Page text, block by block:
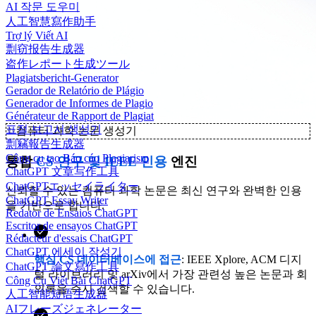
AI 작문 도우미
人工智慧寫作助手
Trợ lý Viết AI
剽窃报告生成器
盗作レポート生成ツール
Plagiatsbericht-Generator
Gerador de Relatório de Plágio
Generador de Informes de Plagio
Générateur de Rapport de Plagiat
표절 보고서 생성기
剽竊報告生成器
Công cụ tạo Báo cáo Plagiarism
ChatGPT 文章写作工具
ChatGPTエッセイライター
ChatGPT Essay Writer
Redator de Ensaios ChatGPT
Escritor de ensayos ChatGPT
Rédacteur d'essais ChatGPT
ChatGPT 에세이 작성기
ChatGPT 論文寫作工具
Công Cụ Viết Bài ChatGPT
人工智能短语生成器
AIフレーズジェネレーター
✨컴퓨터 과학 논문 생성기
통합CS 연구 및 IEEE 인용 엔진
신뢰할 수 있는 컴퓨터 과학 논문은 최신 연구와 완벽한 인용
을 기반으로 합니다.
핵심 CS 데이터베이스에 접근: IEEE Xplore, ACM 디지
털 라이브러리 및 arXiv에서 가장 관련성 높은 논문과 회
의록을 즉시 검색할 수 있습니다.